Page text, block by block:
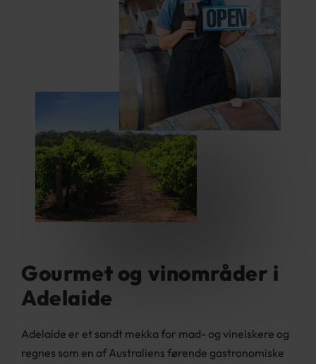
Gourmet og vinområder i
Adelaide
Adelaide er et sandt mekka for mad- og vinelskere og
regnes som en af Australiens førende gastronomiske